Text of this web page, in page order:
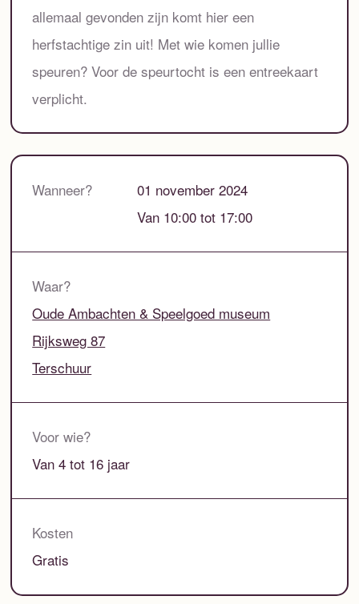
allemaal gevonden zijn komt hier een
herfstachtige zin uit! Met wie komen jullie
speuren? Voor de speurtocht is een entreekaart
verplicht.
Wanneer?
01 november 2024
Van 10:00 tot 17:00
Waar?
Oude Ambachten & Speelgoed museum
Rijksweg 87
Terschuur
Voor wie?
Van 4 tot 16 jaar
Kosten
Gratis